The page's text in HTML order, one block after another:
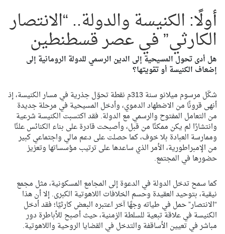
أولًا: الكنيسة والدولة.. “الانتصار
الكارثي” في عصر قسطنطين
هل أدى تحول المسيحية إلى الدين الرسمي للدولة الرومانية إلى
إضعاف الكنيسة أو تقويتها؟
شكّل مرسوم ميلانو سنة 313م نقطة تحوّل جذرية في مسار الكنيسة، إذ
أنهى قرونًا من الاضطهاد الدموي، وأدخل المسيحية في مرحلة جديدة
من التعامل المفتوح والرسمي مع الدولة. فقد اكتسبت الكنيسة شرعية
وانتشارًا لم يكن ممكنًا من قبل، وأصبحت قادرة على بناء الكنائس علنًا
وممارسة العبادة بلا خوف، كما حصلت على دعم مالي واجتماعي كبير
من الإمبراطورية، الأمر الذي ساعدها على ترتيب مؤسساتها وتعزيز
حضورها في المجتمع.
كما سمح تدخل الدولة في الدعوة إلى المجامع المسكونية، مثل مجمع
نيقية، بتوحيد العقيدة وحسم الخلافات اللاهوتية الكبرى. إلا أن هذا
“الانتصار” حمل في طياته وجهًا آخر اعتبره البعض كارثيًا؛ فقد أدخل
الكنيسة في علاقة تبعية للسلطة الزمنية، حيث أصبح للأباطرة دور
مباشر في تعيين الأساقفة والتدخل في القضايا الروحية واللاهوتية.